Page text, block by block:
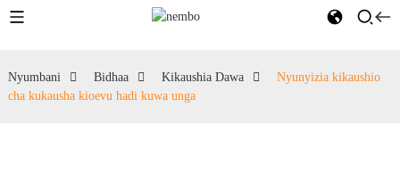
Nyumbani Bidhaa Kikaushia Dawa
Nyunyizia kikaushio
cha kukausha kioevu hadi kuwa unga